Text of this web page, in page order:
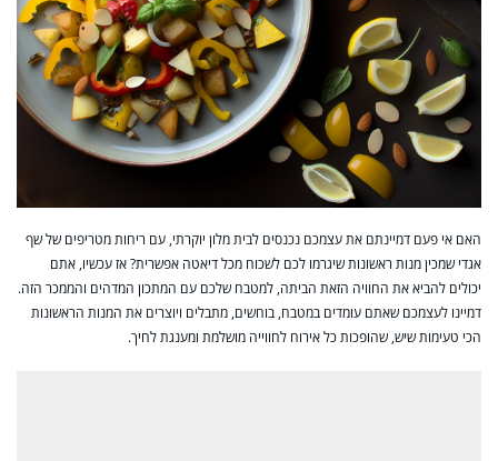
האם אי פעם דמיינתם את עצמכם נכנסים לבית מלון יוקרתי, עם ריחות מטריפים של שף
אגדי שמכין מנות ראשונות שיגרמו לכם לשכוח מכל דיאטה אפשרית? אז עכשיו, אתם
יכולים להביא את החוויה הזאת הביתה, למטבח שלכם עם המתכון המדהים והממכר הזה.
דמיינו לעצמכם שאתם עומדים במטבח, בוחשים, מתבלים ויוצרים את המנות הראשונות
הכי טעימות שיש, שהופכות כל אירוח לחווייה מושלמת ומענגת לחיך.